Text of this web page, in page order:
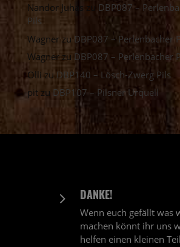
Nandor Juhas zu
DBP087 –
Pils
Wagnerzu DBP087 – Perlenbacher
Wagnerzu DBP087 – Perlenbacher
Olli zuDBP140 – Lösch-Zwerg Pils
pitzu DBP107 – Pilsner Urquell
5 DANKE!
Wenn euch gefällt was
machen könnt ihr uns
helfen einen kleinen